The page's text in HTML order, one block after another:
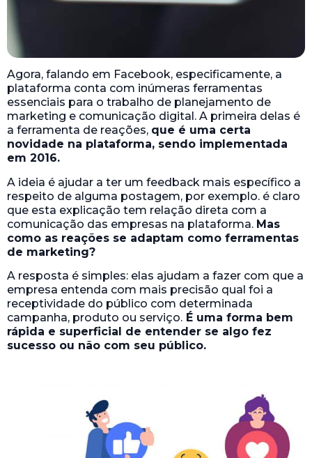
Agora, falando em Facebook, especificamente, a
plataforma conta com inúmeras ferramentas
essenciais para o trabalho de planejamento de
marketing e comunicação digital. A primeira delas é
a ferramenta de reações, que é uma certa
novidade na plataforma, sendo implementada
em 2016.
A ideia é ajudar a ter um feedback mais específico a
respeito de alguma postagem, por exemplo. é claro
que esta explicação tem relação direta com a
comunicação das empresas na plataforma. Mas
como as reações se adaptam como ferramentas
de marketing?
A resposta é simples: elas ajudam a fazer com que a
empresa entenda com mais precisão qual foi a
receptividade do público com determinada
campanha, produto ou serviço. É uma forma bem
rápida e superficial de entender se algo fez
sucesso ou não com seu público.